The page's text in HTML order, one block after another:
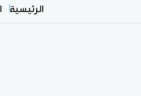
الرئيسية